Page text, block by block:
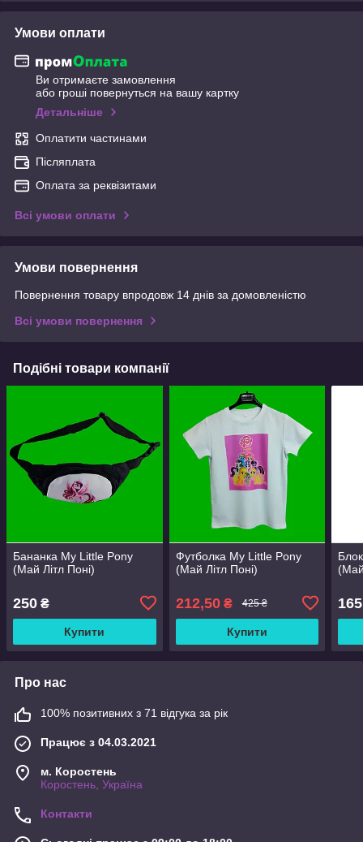
Умови оплати
Ви отримаєте замовлення
або гроші повернуться на вашу картку
Детальніше
Оплатити частинами
Післяплата
Оплата за реквізитами
Всі умови оплати
Умови повернення
Повернення товару впродовж 14 днів за домовленістю
Всі умови повернення
Подібні товари компанії
Бананка My Little Pony
(Май Літл Поні)
250 ₴
Купити
Футболка My Little Pony
(Май Літл Поні)
212,50₴ 425 ₴
Купити
165
Про нас
100% позитивних з 71 відгука за рік
Працює з 04.03.2021
м. Коростень
Коростень, Україна
Контакти